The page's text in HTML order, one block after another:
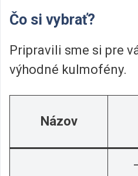
Čo si vybrať?
Pripravili sme si pre
výhodné kulmofény.
Názov